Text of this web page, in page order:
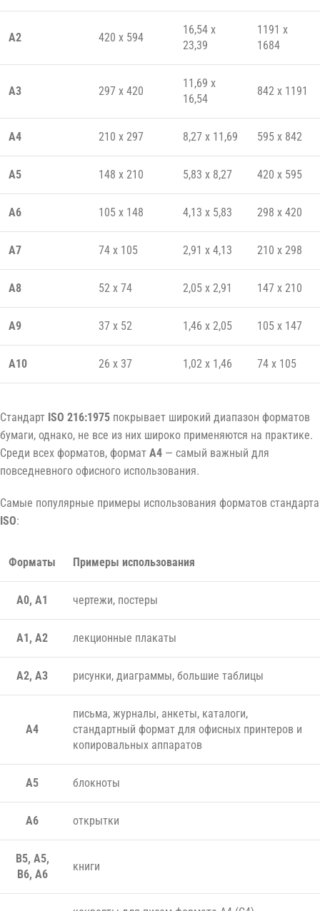
А2 420 x 594
16,54 x
23,39
1191 x
1684
А3 297 x 420
11,69 x
16,54
842 x 1191
А4 210 x 297 8,27 x 11,69 595 x 842
А5 148 x 210 5,83 x 8,27 420 x 595
А6 105 x 148 4,13 x 5,83 298 x 420
А7 74 x 105 2,91 x 4,13 210 x 298
А8 52 x 74 2,05 x 2,91 147 x 210
А9 37 x 52 1,46 x 2,05 105 x 147
А10 26 x 37 1,02 x 1,46 74 x 105
Стандарт ISO 216:1975 покрывает широкий диапазон форматов
бумаги, однако, не все из них широко применяются на практике.
Среди всех форматов, формат А4 — самый важный для
повседневного офисного использования.
Самые популярные примеры использования форматов стандарта
ISO:
Форматы Примеры использования
A0, A1 чертежи, постеры
A1, A2 лекционные плакаты
A2, A3 рисунки, диаграммы, большие таблицы
A4
письма, журналы, анкеты, каталоги,
стандартный формат для офисных принтеров и
копировальных аппаратов
A5 блокноты
A6 открытки
B5, A5,
B6, A6
книги